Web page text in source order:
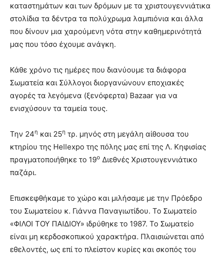
καταστημάτων και των δρόμων με τα χριστουγεννιάτικα
στολίδια τα δέντρα τα πολύχρωμα λαμπιόνια και άλλα
που δίνουν μια χαρούμενη νότα στην καθημερινότητά
μας που τόσο έχουμε ανάγκη.
Κάθε χρόνο τις ημέρες που διανύουμε τα διάφορα
Σωματεία και Σύλλογοι διοργανώνουν εποχιακές
αγορές τα λεγόμενα (ξενόφερτα) Bazaar για να
ενισχύσουν τα ταμεία τους.
Την 24η και 25η τρ. μηνός στη μεγάλη αίθουσα του
κτηρίου της Hellexpo της πόλης μας επί της Λ. Κηφισίας
πραγματοποιήθηκε το 19ο Διεθνές Χριστουγεννιάτικο
παζάρι.
Επισκεφθήκαμε το χώρο και μιλήσαμε με την Πρόεδρο
του Σωματείου κ. Γιάννα Παναγιωτίδου. Το Σωματείο
«ΦΙΛΟΙ ΤΟΥ ΠΑΙΔΙΟΥ» ιδρύθηκε το 1987. Το Σωματείο
είναι μη κερδοσκοπικού χαρακτήρα. Πλαισιώνεται από
εθελοντές, ως επί το πλείστον κυρίες και σκοπός του